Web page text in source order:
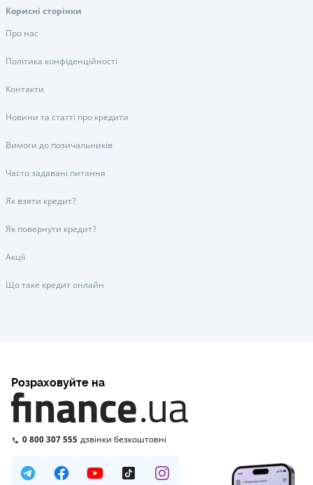
Корисні сторінки
Про нас
Політика конфіденційності
Контакти
Новини та статті про кредити
Вимоги до позичальників
Часто задавані питання
Як взяти кредит?
Як повернути кредит?
Акції
Що таке кредит онлайн
Розраховуйте на
0 800 307 555 дзвінки безкоштовні